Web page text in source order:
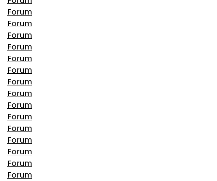
Forum
Forum
Forum
Forum
Forum
Forum
Forum
Forum
Forum
Forum
Forum
Forum
Forum
Forum
Forum